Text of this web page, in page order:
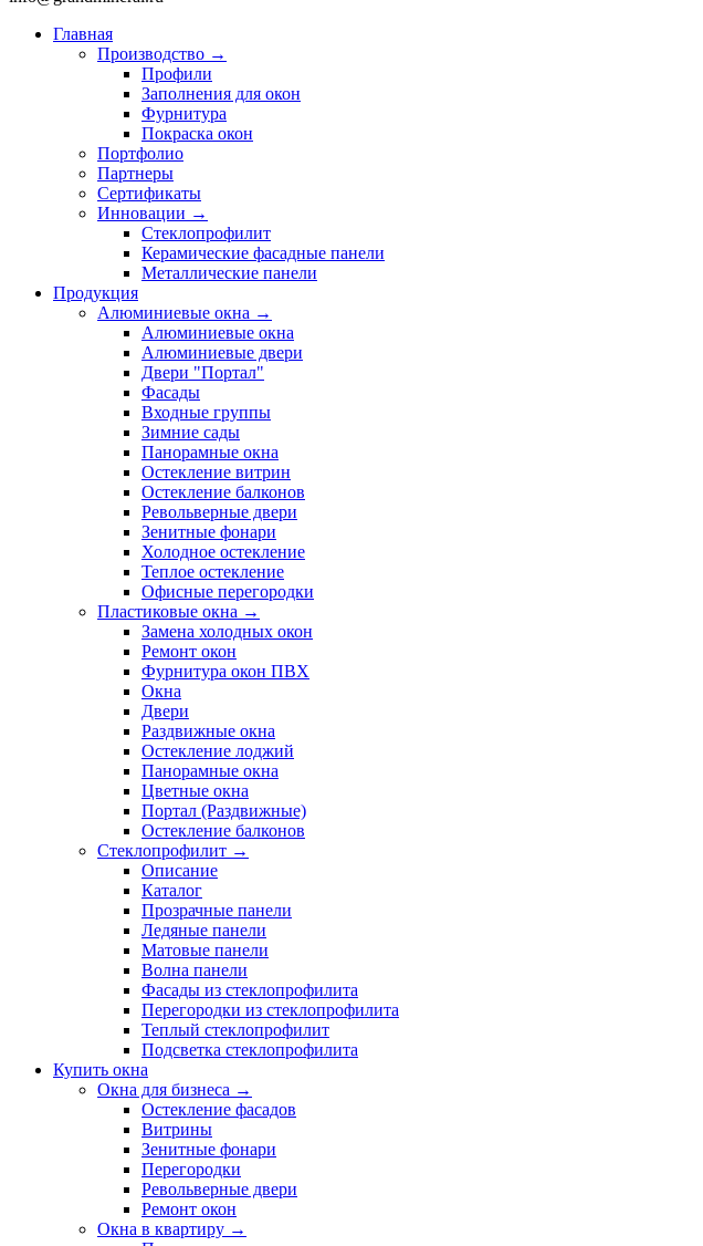
Главная
Производство →
Профили
Заполнения для окон
Фурнитура
Покраска окон
Портфолио
Партнеры
Сертификаты
Инновации →
Стеклопрофилит
Керамические фасадные панели
Металлические панели
Продукция
Алюминиевые окна →
Алюминиевые окна
Алюминиевые двери
Двери "Портал"
Фасады
Входные группы
Зимние сады
Панорамные окна
Остекление витрин
Остекление балконов
Револьверные двери
Зенитные фонари
Холодное остекление
Теплое остекление
Офисные перегородки
Пластиковые окна →
Замена холодных окон
Ремонт окон
Фурнитура окон ПВХ
Окна
Двери
Раздвижные окна
Остекление лоджий
Панорамные окна
Цветные окна
Портал (Раздвижные)
Остекление балконов
Стеклопрофилит →
Описание
Каталог
Прозрачные панели
Ледяные панели
Матовые панели
Волна панели
Фасады из стеклопрофилита
Перегородки из стеклопрофилита
Теплый стеклопрофилит
Подсветка стеклопрофилита
Купить окна
Окна для бизнеса →
Остекление фасадов
Витрины
Зенитные фонари
Перегородки
Револьверные двери
Ремонт окон
Окна в квартиру →